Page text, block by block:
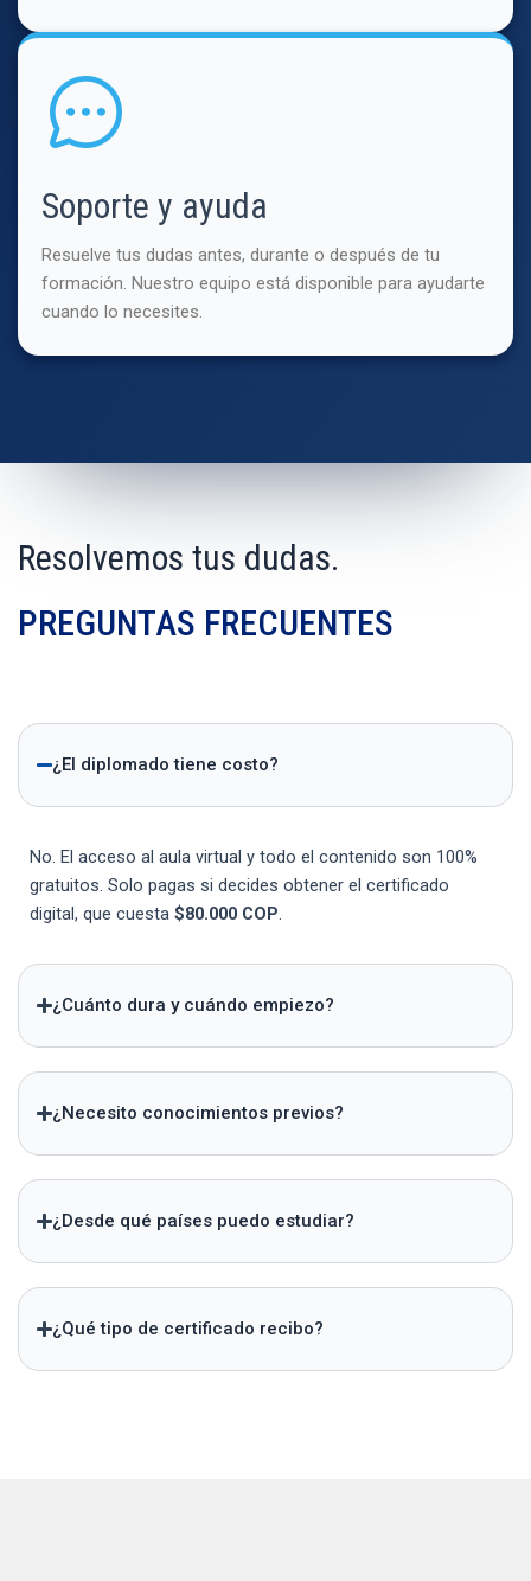
Soporte y ayuda
Resuelve tus dudas antes, durante o después de tu
formación. Nuestro equipo está disponible para ayudarte
cuando lo necesites.
Resolvemos tus dudas.
PREGUNTAS FRECUENTES
¿El diplomado tiene costo?
No. El acceso al aula virtual y todo el contenido son 100%
gratuitos. Solo pagas si decides obtener el certificado
digital, que cuesta $80.000 COP
¿Cuánto dura y cuándo empiezo?
¿Necesito conocimientos previos?
¿Desde qué países puedo estudiar?
¿Qué tipo de certificado recibo?